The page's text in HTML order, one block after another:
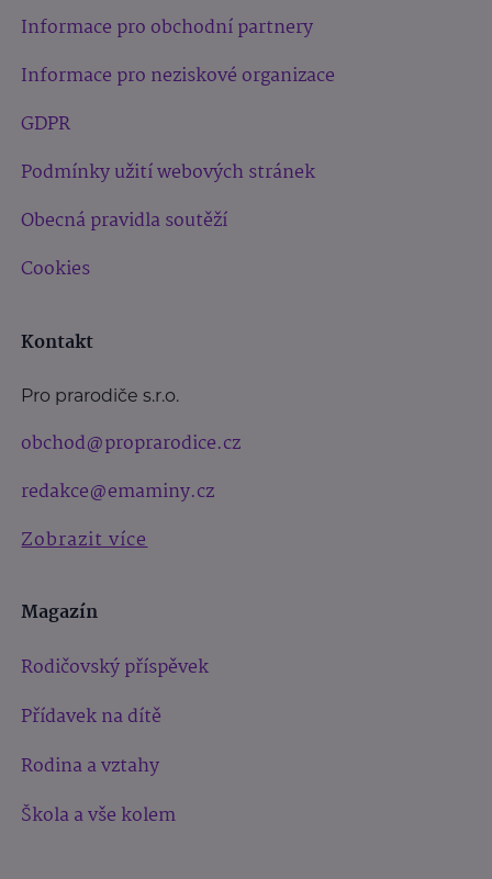
Informace pro obchodní partnery
Informace pro neziskové organizace
GDPR
Podmínky užití webových stránek
Obecná pravidla soutěží
Cookies
Kontakt
Pro prarodiče s.r.o.
obchod@proprarodice.cz
redakce@emaminy.cz
Zobrazit více
Magazín
Rodičovský příspěvek
Přídavek na dítě
Rodina a vztahy
Škola a vše kolem